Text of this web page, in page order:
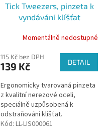
Tick Tweezers, pinzeta k
vyndávání klíšťat
Momentálně nedostupné
115 Kč bez DPH
139 Kč DETAIL
Ergonomicky tvarovaná pinzeta
z kvalitní nerezové oceli,
speciálně uzpůsobená k
odstraňování klíšťat.
Kód: LL-LIS000061